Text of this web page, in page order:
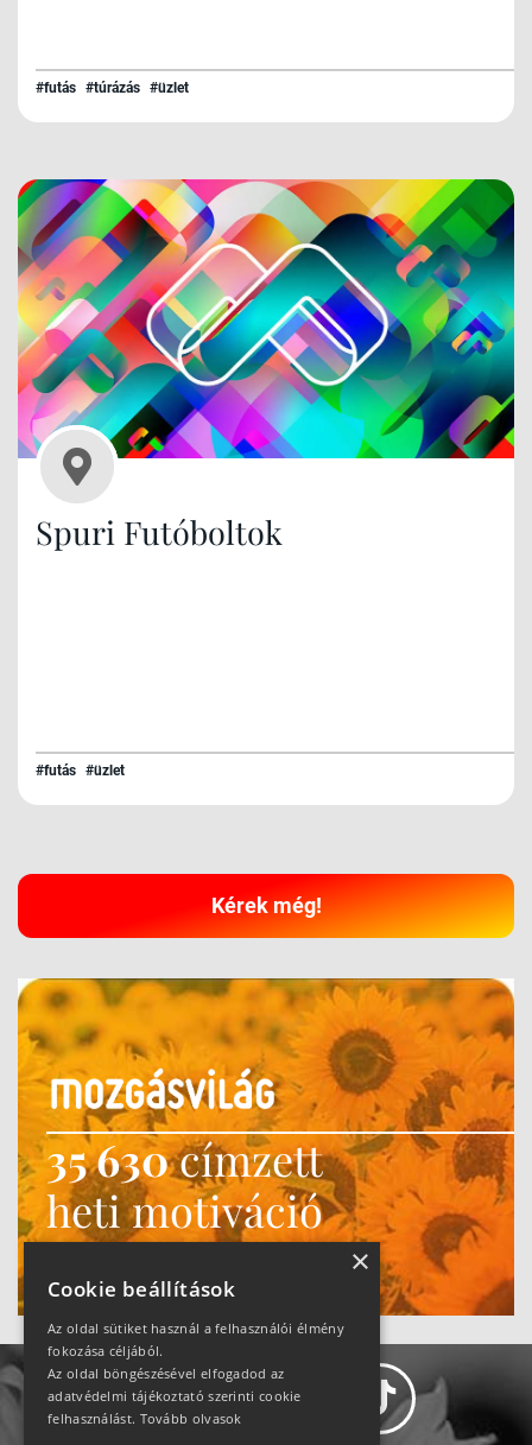
#futás #túrázás #üzlet
Spuri Futóboltok
#futás #üzlet
Kérek még!
35 630címzett
heti motiváció
Ne maradj le!
×
Cookie beállítások
Az oldal sütiket használ a felhasználói élmény
fokozása céljából.
Az oldal böngészésével elfogadod az
adatvédelmi tájékoztató szerinti cookie
felhasználást. Tovább olvasok